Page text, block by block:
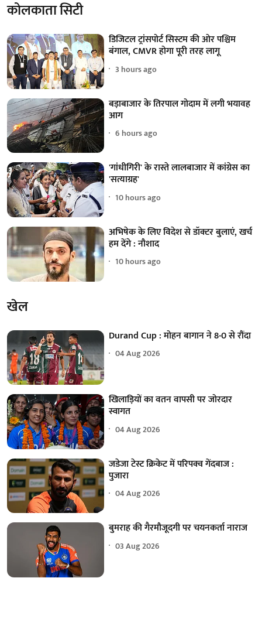
कोलकाता सिटी
डिजिटल ट्रांसपोर्ट सिस्टम की ओर पश्चिम
बंगाल, CMVR होगा पूरी तरह लागू
3 hours ago
बड़ाबाजार के तिरपाल गोदाम में लगी भयावह
आग
6 hours ago
'गांधीगिरी' के रास्ते लालबाजार में कांग्रेस का
'सत्याग्रह'
10 hours ago
अभिषेक के लिए विदेश से डॉक्टर बुलाएं, खर्च
हम देंगे : नौशाद
10 hours ago
खेल
Durand Cup : मोहन बागान ने 8-0 से रौंदा
04 Aug 2026
खिलाड़ियों का वतन वापसी पर जोरदार
स्वागत
04 Aug 2026
जडेजा टेस्ट क्रिकेट में परिपक्व गेंदबाज :
पुजारा
04 Aug 2026
बुमराह की गैरमौजूदगी पर चयनकर्ता नाराज
03 Aug 2026